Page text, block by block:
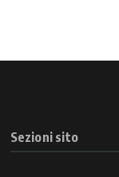
Sezioni sito